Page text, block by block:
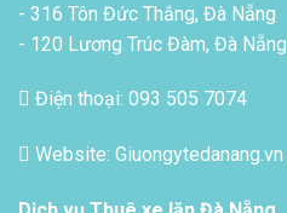
- 316 Tôn Đức Thắng, Đà Nẵng
- 120 Lương Trúc Đàm, Đà Nẵng
Điện thoại: 093 505 7074
Website: Giuongytedanang.vn